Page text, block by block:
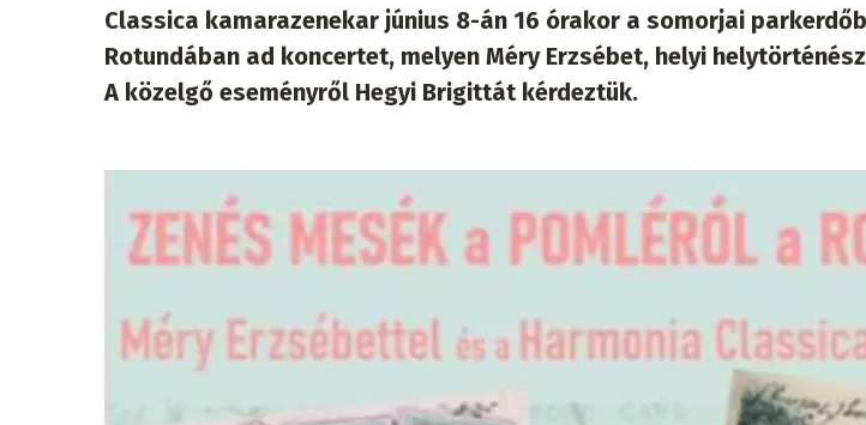
Classica kamarazenekar június 8-án 16 órakor a somorjai
Rotundában ad koncertet, melyen Méry Erzsébet, helyi
A közelgő eseményről Hegyi Brigittát kérdeztük.